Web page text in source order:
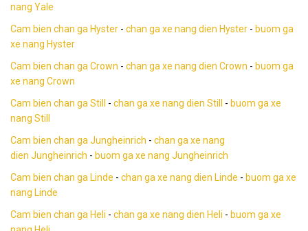
nang Yale
Cam bien chan ga Hyster - chan ga xe nang dien Hyster - buom ga
xe nang Hyster
Cam bien chan ga Crown - chan ga xe nang dien Crown - buom ga
xe nang Crown
Cam bien chan ga Still
- chan ga xe nang dien Still - buom ga xe
nang Still
Cam bien chan ga Jungheinrich - chan ga xe nang
dien Jungheinrich - buom ga xe nang Jungheinrich
Cam bien chan ga Linde - chan ga xe nang dien Linde - buom ga xe
nang Linde
Cam bien chan ga Heli - chan ga xe nang dien Heli - buom ga xe